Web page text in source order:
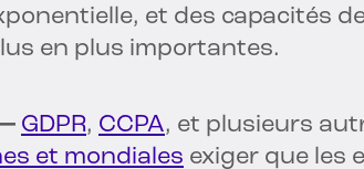
et des capacités
en plus importantes.
GDPR, CCPA, et plusieurs
et mondiales exiger que les